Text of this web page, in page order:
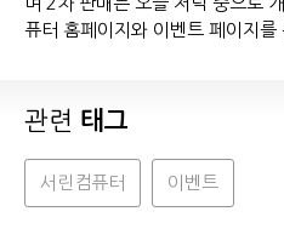
퓨터 홈페이지와 이벤트 페이지
관련 태그
서린컴퓨터 이벤트